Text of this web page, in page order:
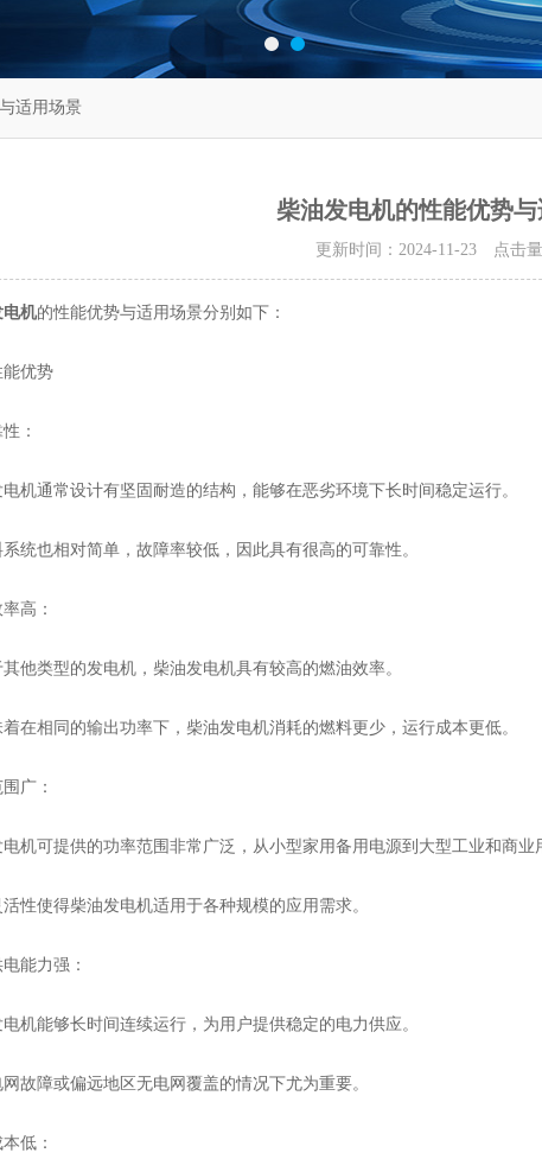
适用场景
柴油发电机的性能优势
更新时间：2024-11-23 点击量
电机的性能优势与适用场景分别如下：
优势
：
通常设计有坚固耐造的结构，能够在恶劣环境下长时间稳定运行。
也相对简单，故障率较低，因此具有很高的可靠性。
高：
类型的发电机，柴油发电机具有较高的燃油效率。
相同的输出功率下，柴油发电机消耗的燃料更少，运行成本更低。
广：
可提供的功率范围非常广泛，从小型家用备用电源到大型工业和商业
使得柴油发电机适用于各种规模的应用需求。
能力强：
能够长时间连续运行，为用户提供稳定的电力供应。
障或偏远地区无电网覆盖的情况下尤为重要。
低：